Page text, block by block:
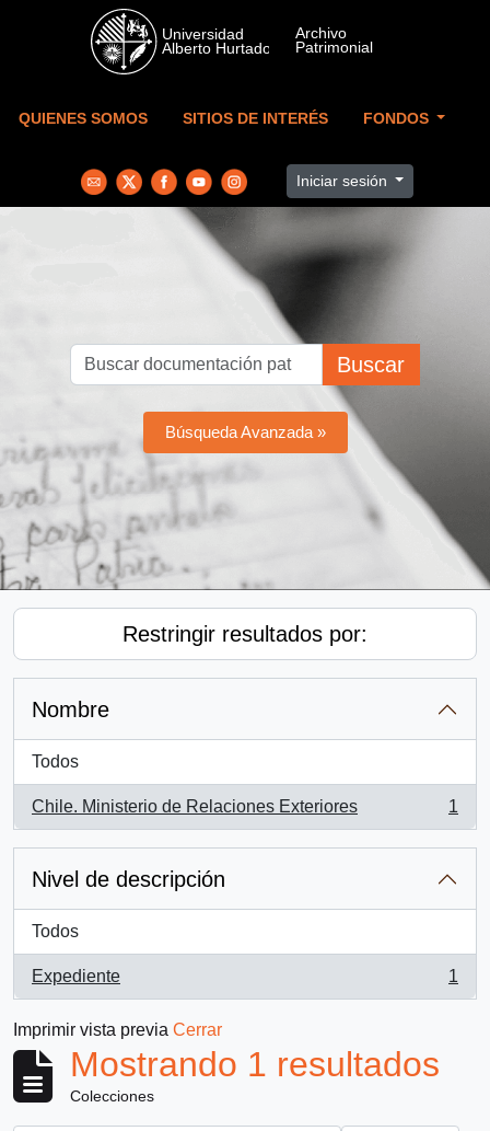
Skip to main content
QUIENES SOMOS SITIOS DE INTERÉS FONDOS
Iniciar sesión
Buscar
Búsqueda Avanzada »
Restringir resultados por:
Nombre
Todos
Chile. Ministerio de Relaciones Exteriores
, 1 resultados
1
Nivel de descripción
Todos
Expediente
, 1 resultados
1
Imprimir vista previa Cerrar
Mostrando 1 resultados
Colecciones